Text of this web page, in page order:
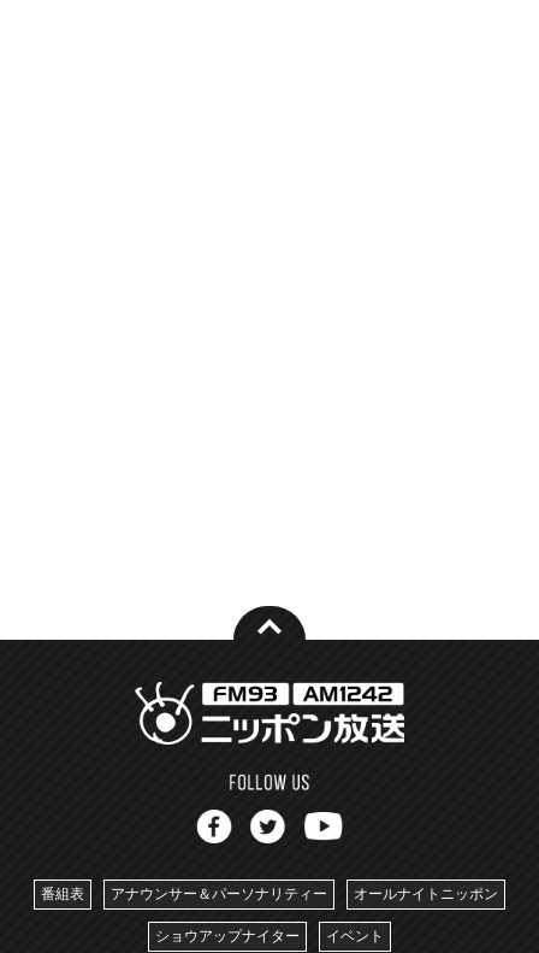
番組表 アナウンサー＆パーソナリティー オールナイトニッポン
ショウアップナイター イベント